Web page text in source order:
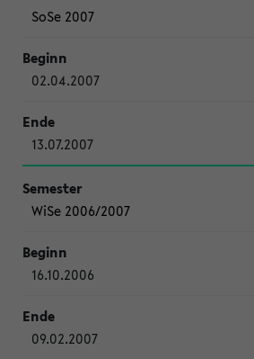
SoSe 2007
02.04.2007
13.07.2007
WiSe 2006/2007
16.10.2006
09.02.2007